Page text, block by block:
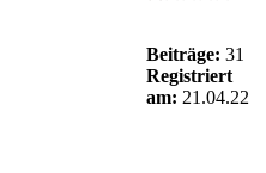
Beiträge: 31
Registriert
am: 21.04.22